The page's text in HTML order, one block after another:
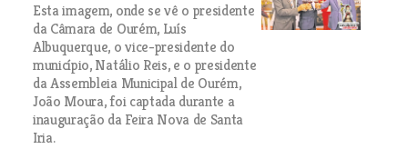
Esta imagem, onde se vê o presidente
da Câmara de Ourém, Luís
Albuquerque, o vice-presidente do
município, Natálio Reis, e o presidente
da Assembleia Municipal de Ourém,
João Moura, foi captada durante a
inauguração da Feira Nova de Santa
Iria.